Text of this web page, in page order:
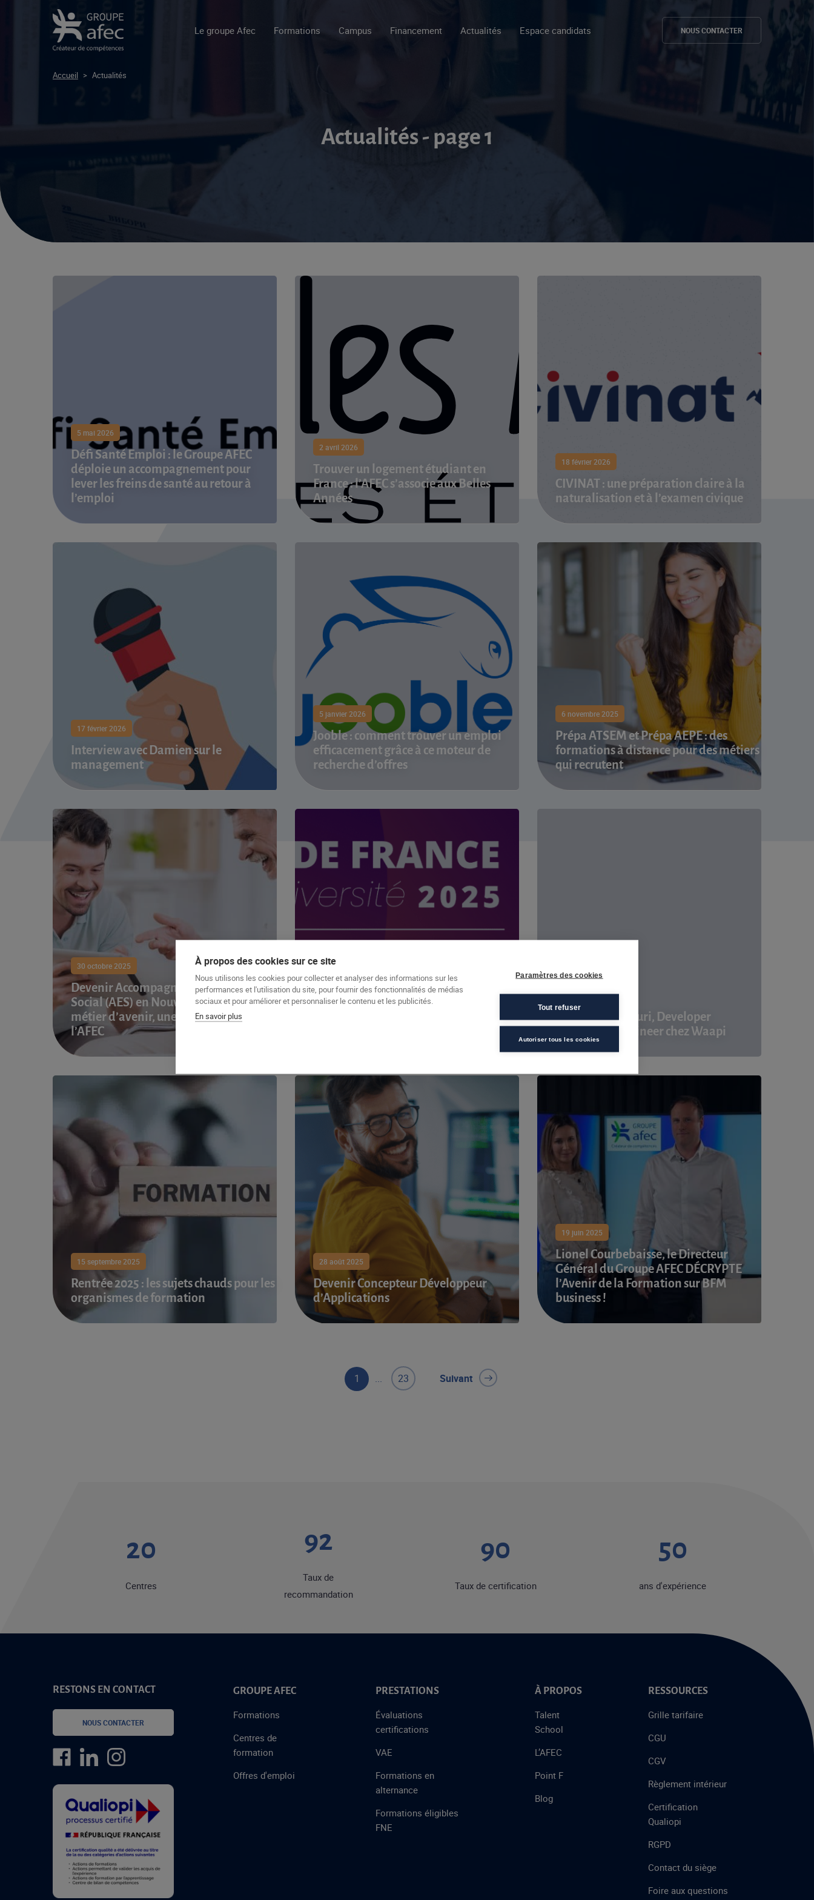
Le groupe Afec Formations Campus Financement Actualités Espace candidats NOUS CONTACTER
Accueil > Actualités
Actualités - page 1
5 mai 2026
Défi Santé Emploi : le Groupe AFEC
déploie un accompagnement pour
lever les freins de santé au retour à
l’emploi
2 avril 2026
Trouver un logement étudiant en
France : l’AFEC s’associe aux Belles
Années
18 février 2026
CIVINAT : une préparation claire à la
naturalisation et à l’examen civique
17 février 2026
Interview avec Damien sur le
management
5 janvier 2026
Jooble : comment trouver un emploi
efficacement grâce à ce moteur de
recherche d’offres
6 novembre 2025
Prépa ATSEM et Prépa AEPE : des
formations à distance pour des métiers
qui recrutent
30 octobre 2025
Devenir Accompagnant Éducatif et
Social (AES) en Nouvelle-Aquitaine : un
métier d’avenir, une formation avec
l’AFEC
29 octobre 2025
Tour de France de la Diversité 2025 : la
16 septembre 2025
Interview de Youri, Developer
Experience Engineer chez Waapi
15 septembre 2025
Rentrée 2025 : les sujets chauds pour les
organismes de formation
28 août 2025
Devenir Concepteur Développeur
d’Applications
19 juin 2025
Lionel Courbebaisse, le Directeur
Général du Groupe AFEC DÉCRYPTE
l’Avenir de la Formation sur BFM
business !
1 ... 23 Suivant
20
Centres
92
Taux de
recommandation
90
Taux de certification
50
ans d'expérience
RESTONS EN CONTACT
NOUS CONTACTER
GROUPE AFEC
Formations
Centres de
formation
Offres d'emploi
PRESTATIONS
Évaluations
certifications
VAE
Formations en
alternance
Formations éligibles
FNE
À PROPOS
Talent
School
L’AFEC
Point F
Blog
RESSOURCES
Grille tarifaire
CGU
CGV
Règlement intérieur
Certification
Qualiopi
RGPD
Contact du siège
Foire aux questions
À propos des cookies sur ce site
Nous utilisons les cookies pour collecter et analyser des informations sur les
performances et l'utilisation du site, pour fournir des fonctionnalités de médias
sociaux et pour améliorer et personnaliser le contenu et les publicités.
En savoir plus
Paramètres des cookies
Tout refuser
Autoriser tous les cookies